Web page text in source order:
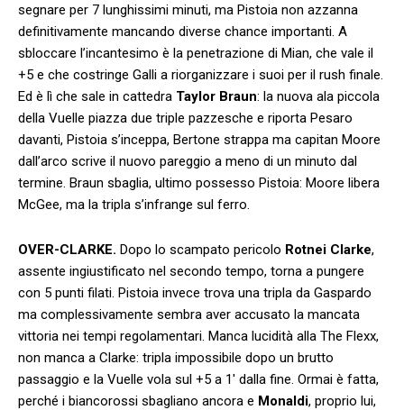
segnare per 7 lunghissimi minuti, ma Pistoia non azzanna
definitivamente mancando diverse chance importanti. A
sbloccare l’incantesimo è la penetrazione di Mian, che vale il
+5 e che costringe Galli a riorganizzare i suoi per il rush finale.
Ed è lì che sale in cattedra Taylor Braun: la nuova ala piccola
della Vuelle piazza due triple pazzesche e riporta Pesaro
davanti, Pistoia s’inceppa, Bertone strappa ma capitan Moore
dall’arco scrive il nuovo pareggio a meno di un minuto dal
termine. Braun sbaglia, ultimo possesso Pistoia: Moore libera
McGee, ma la tripla s’infrange sul ferro.
OVER-CLARKE. Dopo lo scampato pericolo Rotnei Clarke,
assente ingiustificato nel secondo tempo, torna a pungere
con 5 punti filati. Pistoia invece trova una tripla da Gaspardo
ma complessivamente sembra aver accusato la mancata
vittoria nei tempi regolamentari. Manca lucidità alla The Flexx,
non manca a Clarke: tripla impossibile dopo un brutto
passaggio e la Vuelle vola sul +5 a 1′ dalla fine. Ormai è fatta,
perché i biancorossi sbagliano ancora e Monaldi, proprio lui,